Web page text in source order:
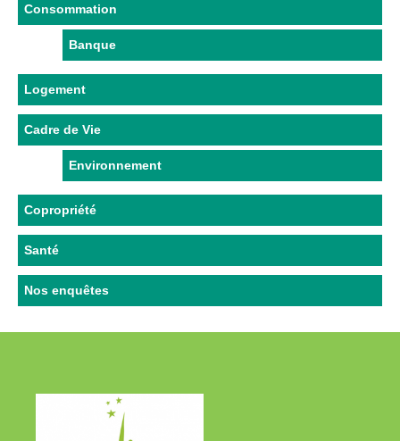
Consommation
Banque
Logement
Cadre de Vie
Environnement
Copropriété
Santé
Nos enquêtes